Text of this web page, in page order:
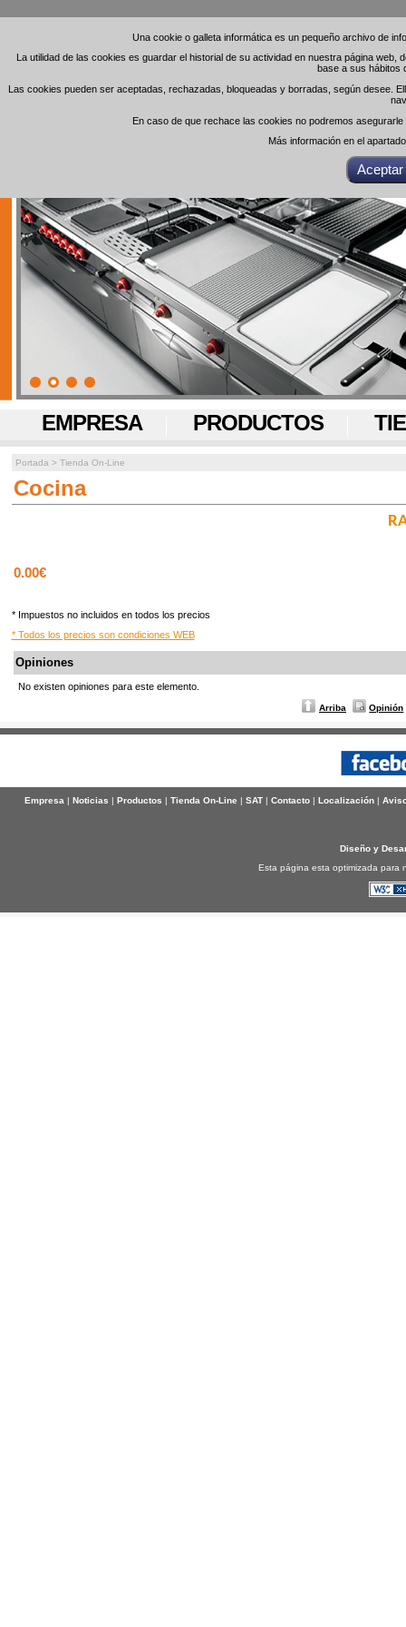
Una cookie o galleta informática es un pequeño archivo de
La utilidad de las cookies es guardar el historial de su actividad en nuestra página
base a sus hábitos
Las cookies pueden ser aceptadas, rechazadas, bloqueadas y borradas, según desee.
En caso de que rechace las cookies no podremos
Más información en el
Una cookie o galleta informática es un pequeño archivo de
La utilidad de las cookies es guardar el historial de su actividad en nuestra página
base a sus hábitos
Las cookies pueden ser aceptadas, rechazadas, bloqueadas y borradas, según desee.
En caso de que rechace las cookies no podremos
Más información en el
EMPRESA PRODUCTOS
Portada > Tienda On-Line
Cocina
0.00€
* Impuestos no incluidos en todos los precios
* Todos los precios son condiciones WEB
Opiniones
No existen opiniones para este elemento.
Arriba Opinión
Empresa| Noticias | Productos | Tienda On-Line | SAT| Contacto| Localización|
Diseño y
Esta página esta optimizada para